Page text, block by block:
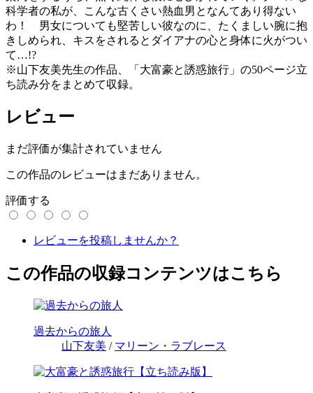
科学者の私が、こんな古くさい熱血男となんてあり得ない
わ！ 男女についても堅苦しい彼なのに、たくましい腕に抱
きしめられ、キスをされるとダイアナの心と身体に火がつい
て…!?
※山下友美先生の作品、「大富豪と誘惑旅行」の50ページ立
ち読み分をまとめて収録。
レビュー
まだ評価が集計されていません
この作品のレビューはまだありません。
評価する
レビューを投稿しませんか？
この作品の収録コンテンツはこちら
過去からの旅人
山下友美 / マリーン・ラブレース